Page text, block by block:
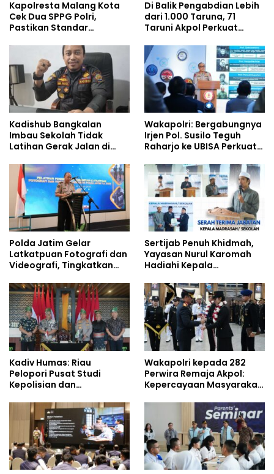
Kapolresta Malang Kota
Cek Dua SPPG Polri,
Pastikan Standar
Pengelolaan Limbah
Berjalan Optimal
Di Balik Pengabdian Lebih
dari 1.000 Taruna, 71
Taruni Akpol Perkuat
Siswa Sekolah Rakyat
Kadishub Bangkalan
Imbau Sekolah Tidak
Latihan Gerak Jalan di
Wakapolri: Bergabungnya
Irjen Pol. Susilo Teguh
Raharjo ke UBISA Perkuat
Studi Kepolisian
Polda Jatim Gelar
Latkatpuan Fotografi dan
Videografi, Tingkatkan
Era Digital
Sertijab Penuh Khidmah,
Yayasan Nurul Karomah
Hadiahi Kepala
Umrah
Kadiv Humas: Riau
Pelopori Pusat Studi
Kepolisian dan
Policing Masuki Babak
Wakapolri kepada 282
Perwira Remaja Akpol:
Kepercayaan Masyarakat